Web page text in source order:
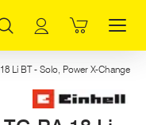
Li BT - Solo, Power X-Change